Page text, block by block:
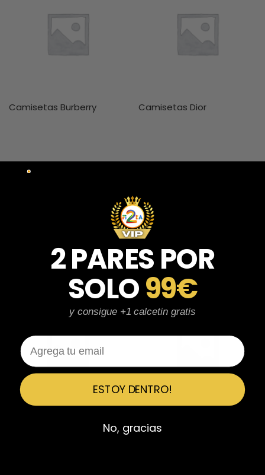
Camisetas Burberry Camisetas Dior
Camisetas Fendi Camisetas Givenchy
Camisetas Loewe
2 PARES POR
SOLO99€
y consigue +1 calcetin gratis
Email
ESTOY DENTRO!
No, gracias